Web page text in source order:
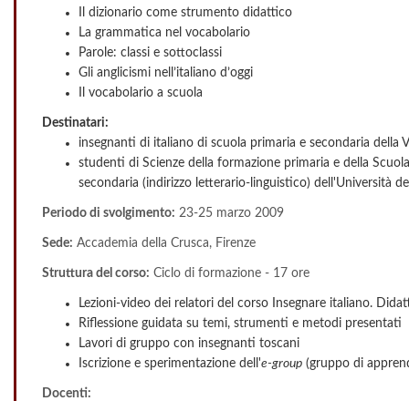
Il dizionario come strumento didattico
La grammatica nel vocabolario
Parole: classi e sottoclassi
Gli anglicismi nell’italiano d’oggi
Il vocabolario a scuola
Destinatari:
insegnanti di italiano di scuola primaria e secondaria della
studenti di Scienze della formazione primaria e della
secondaria (indirizzo letterario-linguistico) dell'Università
Periodo di svolgimento: 23-25 marzo 2009
Sede: Accademia della Crusca, Firenze
Struttura del corso: Ciclo di formazione - 17 ore
Lezioni-video dei relatori del corso Insegnare italiano.
Riflessione guidata su temi, strumenti e metodi presentati
Lavori di gruppo con insegnanti toscani
Iscrizione e sperimentazione dell'e-group (gruppo di
Docenti: